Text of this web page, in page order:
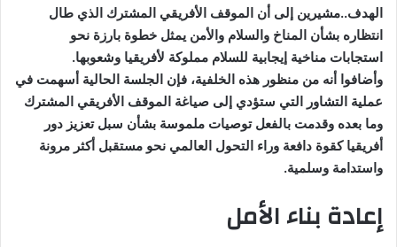
الهدف..مشيرين إلى أن الموقف الأفريقي المشترك الذي طال
انتظاره بشأن المناخ والسلام والأمن يمثل خطوة بارزة نحو
استجابات مناخية إيجابية للسلام مملوكة لأفريقيا وشعوبها.
وأضافوا أنه من منظور هذه الخلفية، فإن الجلسة الحالية أسهمت في
عملية التشاور التي ستؤدي إلى صياغة الموقف الأفريقي المشترك
وما بعده وقدمت بالفعل توصيات ملموسة بشأن سبل تعزيز دور
أفريقيا كقوة دافعة وراء التحول العالمي نحو مستقبل أكثر مرونة
واستدامة وسلمية.
إعادة بناء الأمل